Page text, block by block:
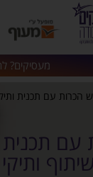
מעסיקים?
הכרות עם תכנית
תכנית